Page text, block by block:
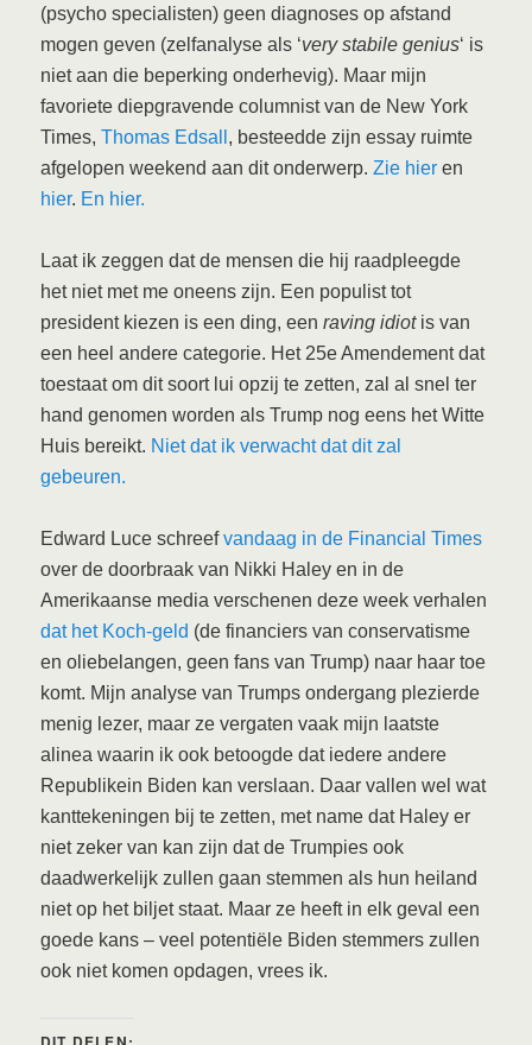
(psycho specialisten) geen diagnoses op afstand
mogen geven (zelfanalyse als ‘very stabile genius‘ is
niet aan die beperking onderhevig). Maar mijn
favoriete diepgravende columnist van de New York
Times,Thomas Edsall , besteedde zijn essay ruimte
afgelopen weekend aan dit onderwerp.Zie hier en
hier. En hier.
Laat ik zeggen dat de mensen die hij raadpleegde
het niet met me oneens zijn. Een populist tot
president kiezen is een ding, eenraving idiotis van
een heel andere categorie. Het 25e Amendement dat
toestaat om dit soort lui opzij te zetten, zal al snel ter
hand genomen worden als Trump nog eens het Witte
Huis bereikt. Niet dat ik verwacht dat dit zal
gebeuren.
Edward Luce schreefvandaag in de Financial Times
over de doorbraak van Nikki Haley en in de
Amerikaanse media verschenen deze week verhalen
dat het Koch-geld (de financiers van conservatisme
en oliebelangen, geen fans van Trump) naar haar toe
komt. Mijn analyse van Trumps ondergang plezierde
menig lezer, maar ze vergaten vaak mijn laatste
alinea waarin ik ook betoogde dat iedere andere
Republikein Biden kan verslaan. Daar vallen wel wat
kanttekeningen bij te zetten, met name dat Haley er
niet zeker van kan zijn dat de Trumpies ook
daadwerkelijk zullen gaan stemmen als hun heiland
niet op het biljet staat. Maar ze heeft in elk geval een
goede kans – veel potentiële Biden stemmers zullen
ook niet komen opdagen, vrees ik.